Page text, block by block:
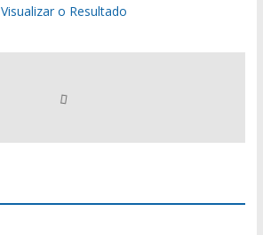
Visualizar o Resultado